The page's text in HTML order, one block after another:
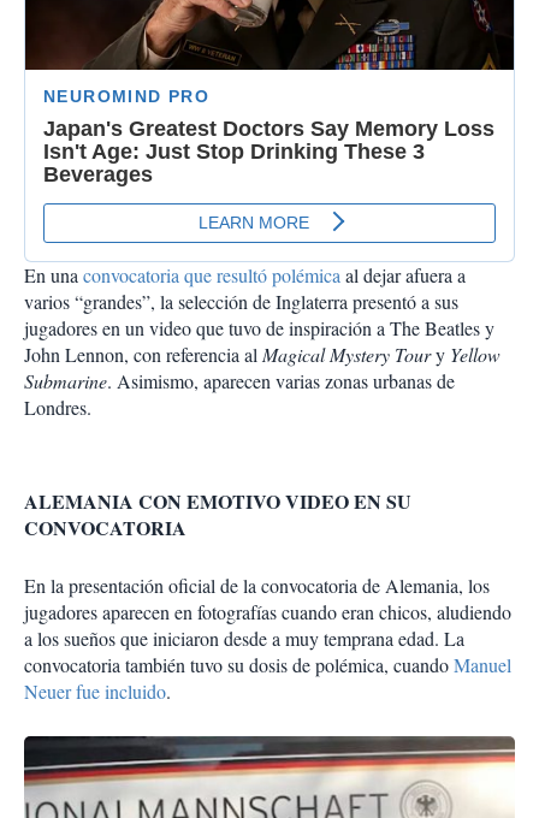
En una convocatoria que resultó polémica al dejar afuera a
varios “grandes”, la selección de Inglaterra presentó a sus
jugadores en un video que tuvo de inspiración a The Beatles y
John Lennon, con referencia al Magical Mystery Toury Yellow
Submarine. Asimismo, aparecen varias zonas urbanas de
Londres.
ALEMANIA CON EMOTIVO VIDEO EN SU
CONVOCATORIA
En la presentación oficial de la convocatoria de Alemania, los
jugadores aparecen en fotografías cuando eran chicos, aludiendo
a los sueños que iniciaron desde a muy temprana edad. La
convocatoria también tuvo su dosis de polémica, cuandoManuel
Neuer fue incluido.